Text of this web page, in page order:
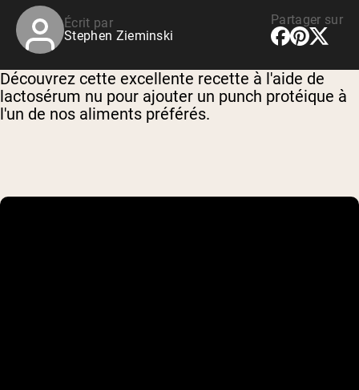
Shop All Protéines Véganes
Écrit par
Stephen Zieminski
Partager sur
Découvrez cette excellente recette à l'aide de
lactosérum nu pour ajouter un punch protéique à
l'un de nos aliments préférés.